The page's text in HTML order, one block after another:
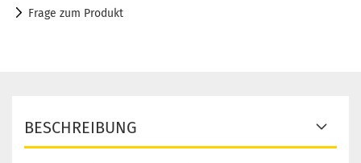
Frage zum Produkt
BESCHREIBUNG